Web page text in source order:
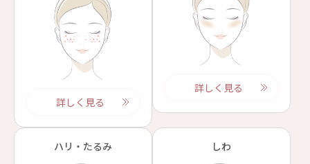
詳しく見る
詳しく見る
ハリ・たるみ しわ